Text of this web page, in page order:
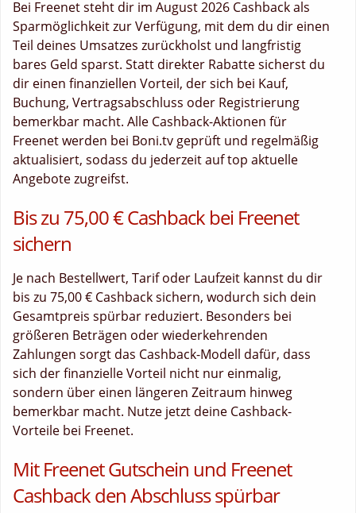
Bei Freenet steht dir im August 2026 Cashback als
Sparmöglichkeit zur Verfügung, mit dem du dir einen
Teil deines Umsatzes zurückholst und langfristig
bares Geld sparst. Statt direkter Rabatte sicherst du
dir einen finanziellen Vorteil, der sich bei Kauf,
Buchung, Vertragsabschluss oder Registrierung
bemerkbar macht. Alle Cashback-Aktionen für
Freenet werden bei Boni.tv geprüft und regelmäßig
aktualisiert, sodass du jederzeit auf top aktuelle
Angebote zugreifst.
Bis zu 75,00 € Cashback bei Freenet
sichern
Je nach Bestellwert, Tarif oder Laufzeit kannst du dir
bis zu 75,00 € Cashback sichern, wodurch sich dein
Gesamtpreis spürbar reduziert. Besonders bei
größeren Beträgen oder wiederkehrenden
Zahlungen sorgt das Cashback-Modell dafür, dass
sich der finanzielle Vorteil nicht nur einmalig,
sondern über einen längeren Zeitraum hinweg
bemerkbar macht. Nutze jetzt deine Cashback-
Vorteile bei Freenet.
Mit Freenet Gutschein und Freenet
Cashback den Abschluss spürbar